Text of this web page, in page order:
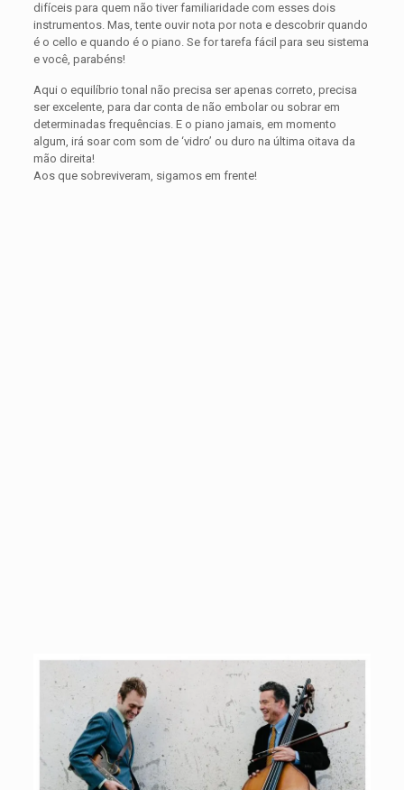
difíceis para quem não tiver familiaridade com esses dois
instrumentos. Mas, tente ouvir nota por nota e descobrir quando
é o cello e quando é o piano. Se for tarefa fácil para seu sistema
e você, parabéns!
Aqui o equilíbrio tonal não precisa ser apenas correto, precisa
ser excelente, para dar conta de não embolar ou sobrar em
determinadas frequências. E o piano jamais, em momento
algum, irá soar com som de ‘vidro’ ou duro na última oitava da
mão direita!
Aos que sobreviveram, sigamos em frente!